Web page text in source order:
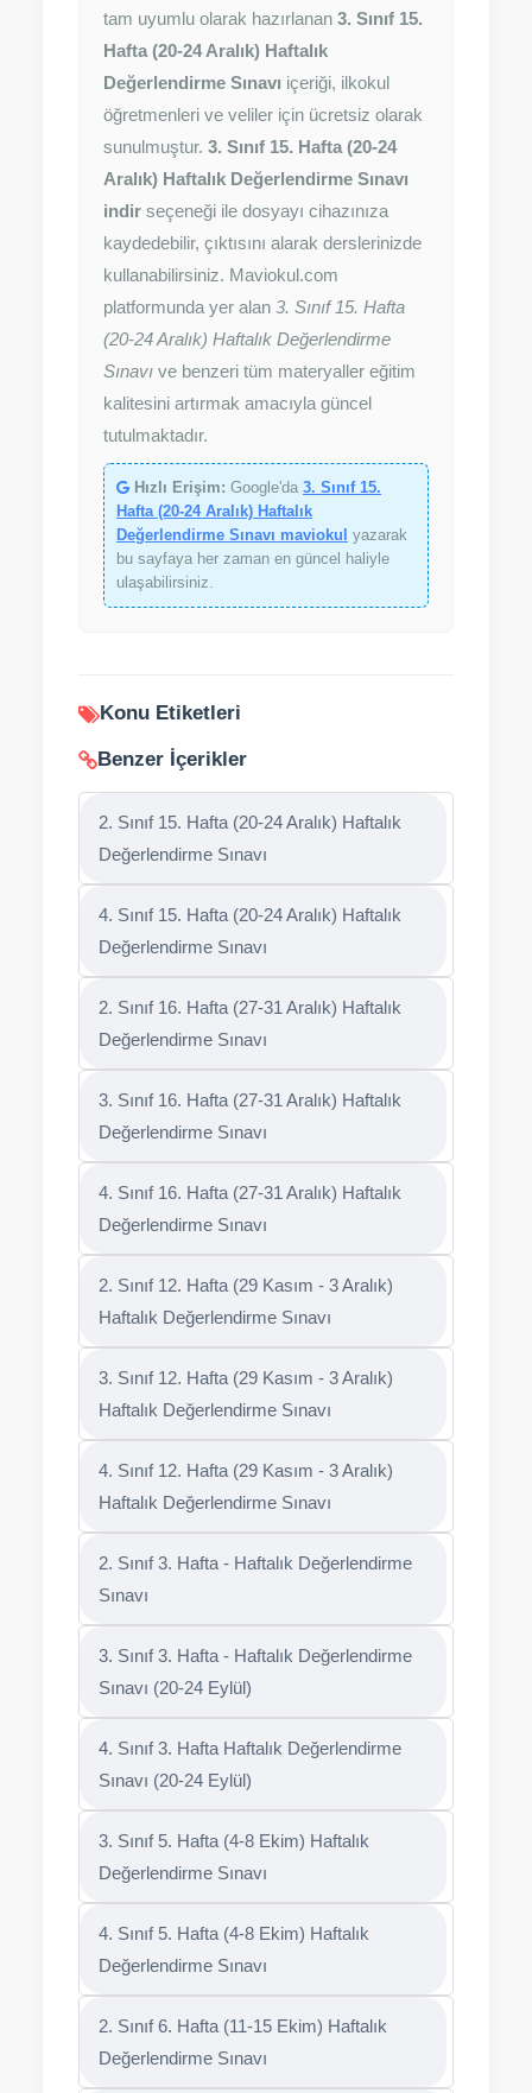
tam uyumlu olarak hazırlanan 3. Sınıf 15.
Hafta (20-24 Aralık) Haftalık
Değerlendirme Sınavı içeriği, ilkokul
öğretmenleri ve veliler için ücretsiz olarak
sunulmuştur. 3. Sınıf 15. Hafta (20-24
Aralık) Haftalık Değerlendirme Sınavı
indir seçeneği ile dosyayı cihazınıza
kaydedebilir, çıktısını alarak derslerinizde
kullanabilirsiniz. Maviokul.com
platformunda yer alan 3. Sınıf 15. Hafta
(20-24 Aralık) Haftalık Değerlendirme
Sınavı ve benzeri tüm materyaller eğitim
kalitesini artırmak amacıyla güncel
tutulmaktadır.
Hızlı Erişim: Google'da 3. Sınıf 15.
Hafta (20-24 Aralık) Haftalık
Değerlendirme Sınavı maviokul yazarak
bu sayfaya her zaman en güncel haliyle
ulaşabilirsiniz.
Konu Etiketleri
Benzer İçerikler
2. Sınıf 15. Hafta (20-24 Aralık) Haftalık
Değerlendirme Sınavı
4. Sınıf 15. Hafta (20-24 Aralık) Haftalık
Değerlendirme Sınavı
2. Sınıf 16. Hafta (27-31 Aralık) Haftalık
Değerlendirme Sınavı
3. Sınıf 16. Hafta (27-31 Aralık) Haftalık
Değerlendirme Sınavı
4. Sınıf 16. Hafta (27-31 Aralık) Haftalık
Değerlendirme Sınavı
2. Sınıf 12. Hafta (29 Kasım - 3 Aralık)
Haftalık Değerlendirme Sınavı
3. Sınıf 12. Hafta (29 Kasım - 3 Aralık)
Haftalık Değerlendirme Sınavı
4. Sınıf 12. Hafta (29 Kasım - 3 Aralık)
Haftalık Değerlendirme Sınavı
2. Sınıf 3. Hafta - Haftalık Değerlendirme
Sınavı
3. Sınıf 3. Hafta - Haftalık Değerlendirme
Sınavı (20-24 Eylül)
4. Sınıf 3. Hafta Haftalık Değerlendirme
Sınavı (20-24 Eylül)
3. Sınıf 5. Hafta (4-8 Ekim) Haftalık
Değerlendirme Sınavı
4. Sınıf 5. Hafta (4-8 Ekim) Haftalık
Değerlendirme Sınavı
2. Sınıf 6. Hafta (11-15 Ekim) Haftalık
Değerlendirme Sınavı